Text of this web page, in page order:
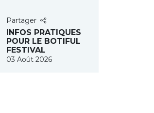
Partager
INFOS PRATIQUES
POUR LE BOTIFUL
FESTIVAL
03 Août 2026